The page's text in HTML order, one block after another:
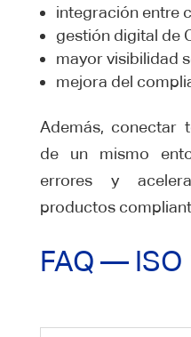
integración entre
gestión digital de
mayor visibilidad
mejora del
Además, conectar
de un mismo
errores y
productos
FAQ — ISO